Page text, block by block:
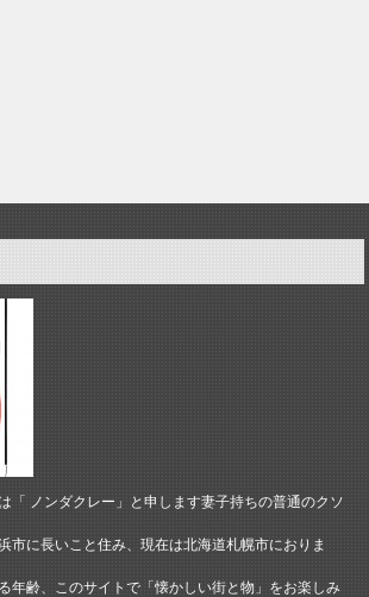
「 ノンダクレー」と申します妻子持ちの普通のクソ
市に長いこと住み、現在は北海道札幌市におりま
年齢、このサイトで「懐かしい街と物」をお楽しみ